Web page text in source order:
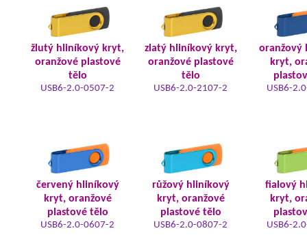
žlutý hliníkový kryt,
oranžové plastové
tělo
USB6-2.0-0507-2
zlatý hliníkový kryt,
oranžové plastové
tělo
USB6-2.0-2107-2
oranžový
kryt,
USB6-
červený hliníkový
kryt, oranžové
plastové tělo
USB6-2.0-0607-2
růžový hliníkový
kryt, oranžové
plastové tělo
USB6-2.0-0807-2
fialový
kryt,
USB6-